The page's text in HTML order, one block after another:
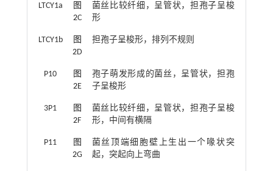
LTCY1a
图
2C
菌丝比较纤细，呈管状，担孢子呈梭
形
LTCY1b
图
2D
担孢子呈梭形，排列不规则
P10
图
2E
孢子萌发形成的菌丝，呈管状，担孢
子呈梭形
3P1
图
2F
菌丝比较纤细，呈管状，担孢子呈梭
形，中间有横隔
P11
图
2G
菌丝顶端细胞壁上生出一个喙状突
起，突起向上弯曲